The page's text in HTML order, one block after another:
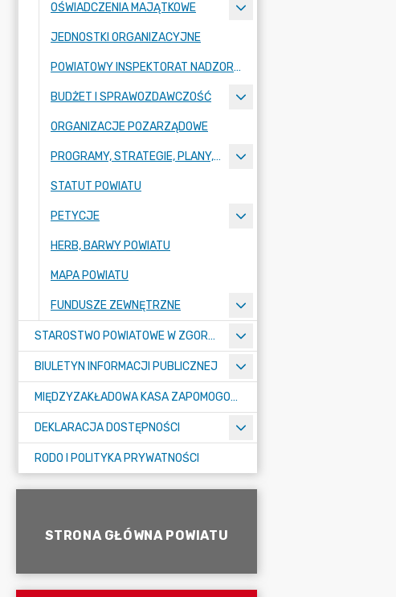
OŚWIADCZENIA MAJĄTKOWE
JEDNOSTKI ORGANIZACYJNE
POWIATOWY INSPEKTORAT NADZORU BUDOWLANEGO
BUDŻET I SPRAWOZDAWCZOŚĆ
ORGANIZACJE POZARZĄDOWE
PROGRAMY, STRATEGIE, PLANY, RAPORTY
STATUT POWIATU
PETYCJE
HERB, BARWY POWIATU
MAPA POWIATU
FUNDUSZE ZEWNĘTRZNE
STAROSTWO POWIATOWE W ZGORZELCU
BIULETYN INFORMACJI PUBLICZNEJ
MIĘDZYZAKŁADOWA KASA ZAPOMOGOWO-POŻYCZKOWA
DEKLARACJA DOSTĘPNOŚCI
RODO I POLITYKA PRYWATNOŚCI
STRONA GŁÓWNA POWIATU